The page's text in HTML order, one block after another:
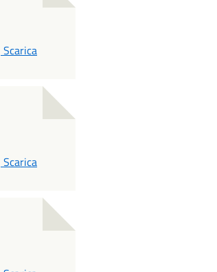
PDF
Scarica
PDF
Scarica